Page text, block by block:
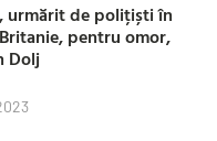
urmărit de polițiști în
pentru omor,
Dolj